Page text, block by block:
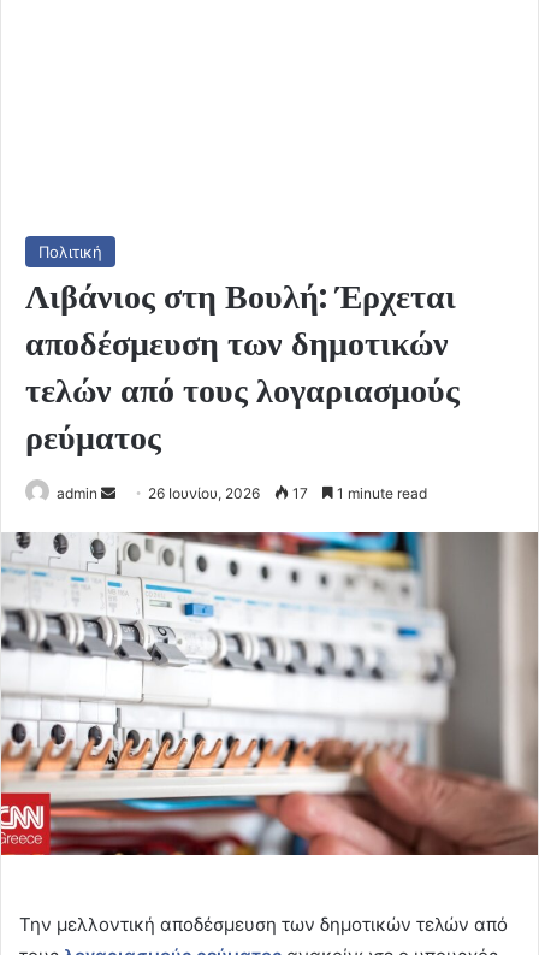
Πολιτική
Λιβάνιος στη Βουλή: Έρχεται
αποδέσμευση των δημοτικών
τελών από τους λογαριασμούς
ρεύματος
admin
Send
email
26 Ιουνίου, 2026 17 1 minute read
Την μελλοντική αποδέσμευση των δημοτικών τελών από